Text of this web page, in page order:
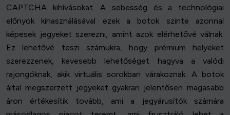
CAPTCHA kihívásokat. A sebesség és a technológiai
előnyök kihasználásával ezek a botok szinte azonnal
képesek jegyeket szerezni, amint azok elérhetővé válnak.
Ez lehetővé teszi számukra, hogy prémium helyeket
szerezzenek, kevesebb lehetőséget hagyva a valódi
rajongóknak, akik virtuális sorokban várakoznak. A botok
által megszerzett jegyeket gyakran jelentősen magasabb
áron értékesítik tovább, ami a jegyárusítók számára